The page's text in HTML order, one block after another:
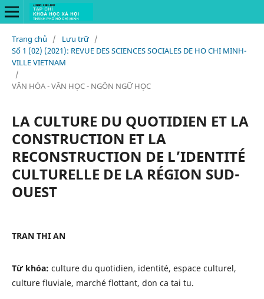
Trang chủ / Lưu trữ /
Số 1 (02) (2021): REVUE DES SCIENCES SOCIALES DE HO CHI MINH-
VILLE VIETNAM
/
VĂN HÓA - VĂN HỌC - NGÔN NGỮ HỌC
LA CULTURE DU QUOTIDIEN ET LA
CONSTRUCTION ET LA
RECONSTRUCTION DE L’IDENTITÉ
CULTURELLE DE LA RÉGION SUD-
OUEST
TRAN THI AN
Từ khóa: culture du quotidien, identité, espace culturel,
culture fluviale, marché flottant, don ca tai tu.